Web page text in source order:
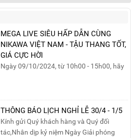
MEGA LIVE SIÊU HẤP DẪN CÙNG
NIKAWA VIỆT NAM - TẬU THANG TỐT,
GIÁ CỰC HỜI
Ngày 09/10/2024, từ 10h00 - 15h00, hãy
phần quà siêu hấp dẫn và mua sắm
những sản phẩm thang chính hãng với
mức giá không thể tốt hơn!Tham gia
Mega Live, bạn sẽ nhận được gì?...
THÔNG BÁO LỊCH NGHỈ LỄ 30/4 - 1/5
Kính gửi Quý khách hàng và Quý đối
tác,Nhân dịp kỷ niệm Ngày Giải phóng